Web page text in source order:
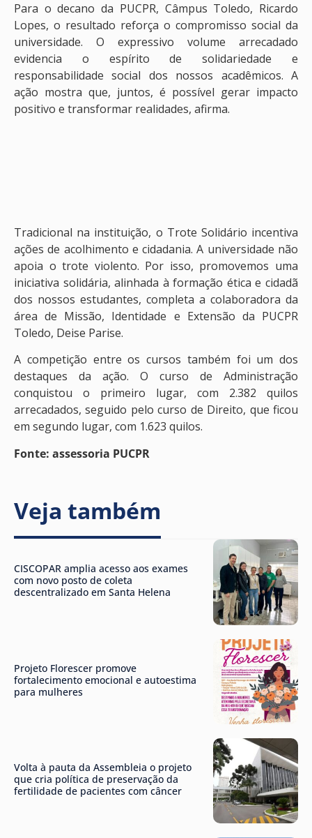
Para o decano da PUCPR, Câmpus Toledo, Ricardo
Lopes, o resultado reforça o compromisso social da
universidade. O expressivo volume arrecadado
evidencia o espírito de solidariedade e
responsabilidade social dos nossos acadêmicos. A
ação mostra que, juntos, é possível gerar impacto
positivo e transformar realidades, afirma.
Tradicional na instituição, o Trote Solidário incentiva
ações de acolhimento e cidadania. A universidade não
apoia o trote violento. Por isso, promovemos uma
iniciativa solidária, alinhada à formação ética e cidadã
dos nossos estudantes, completa a colaboradora da
área de Missão, Identidade e Extensão da PUCPR
Toledo, Deise Parise.
A competição entre os cursos também foi um dos
destaques da ação. O curso de Administração
conquistou o primeiro lugar, com 2.382 quilos
arrecadados, seguido pelo curso de Direito, que ficou
em segundo lugar, com 1.623 quilos.
Fonte: assessoria PUCPR
Veja também
CISCOPAR amplia acesso aos exames
com novo posto de coleta
descentralizado em Santa Helena
Projeto Florescer promove
fortalecimento emocional e autoestima
para mulheres
Volta à pauta da Assembleia o projeto
que cria política de preservação da
fertilidade de pacientes com câncer